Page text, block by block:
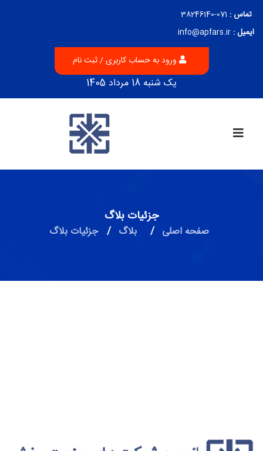
تماس : 071-38246140
ایمیل : info@apfars.ir
ورود به حساب کاربری / ثبت نام
یک شنبه 18 مرداد 1405
جزئیات بلاگ
صفحه اصلی / بلاگ / جزئیات بلاگ